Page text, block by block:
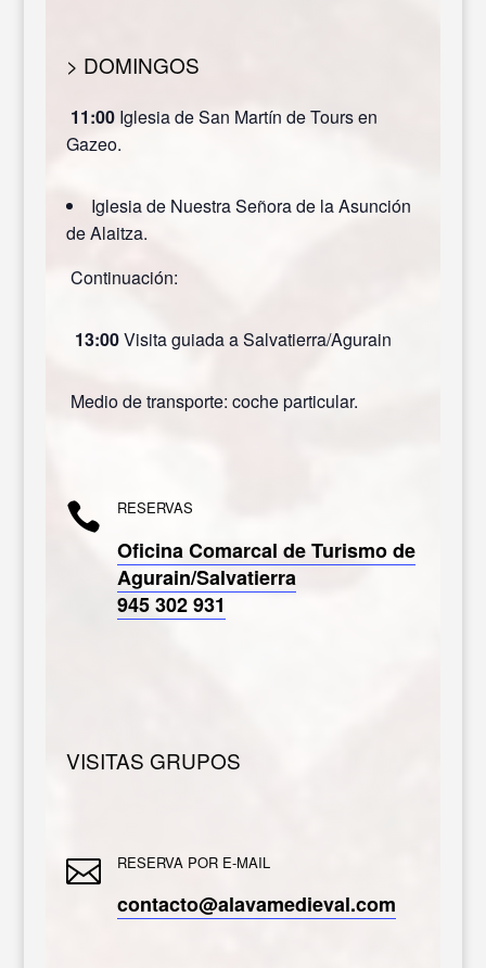
> DOMINGOS
11:00Iglesia de San Martín de Tours en
Gazeo.
Iglesia de Nuestra Señora de la Asunción
de Alaitza.
Continuación:
13:00Visita guiada a Salvatierra/Agurain
Medio de transporte: coche particular.
 RESERVAS
Oficina Comarcal de Turismo de
Agurain/Salvatierra
945 302 931
VISITAS GRUPOS
 RESERVA POR E-MAIL
contacto@alavamedieval.com